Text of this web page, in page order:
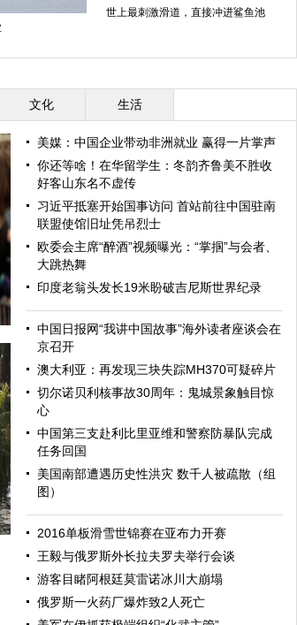
世上最刺激滑道，直接冲进鲨鱼池
文化 生活
美媒：中国企业带动非洲就业 赢得一片掌声
你还等啥！在华留学生：冬韵齐鲁美不胜收
好客山东名不虚传
习近平抵塞开始国事访问 首站前往中国驻南
联盟使馆旧址凭吊烈士
欧委会主席“醉酒”视频曝光：“掌掴”与会者、
大跳热舞
印度老翁头发长19米盼破吉尼斯世界纪录
中国日报网“我讲中国故事”海外读者座谈会在
京召开
澳大利亚：再发现三块失踪MH370可疑碎片
切尔诺贝利核事故30周年：鬼城景象触目惊
心
中国第三支赴利比里亚维和警察防暴队完成
任务回国
美国南部遭遇历史性洪灾 数千人被疏散（组
图）
2016单板滑雪世锦赛在亚布力开赛
王毅与俄罗斯外长拉夫罗夫举行会谈
游客目睹阿根廷莫雷诺冰川大崩塌
俄罗斯一火药厂爆炸致2人死亡